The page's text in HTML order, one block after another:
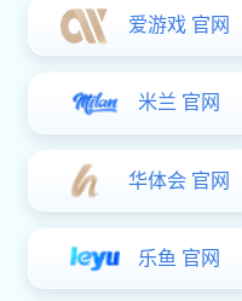
2022-05-27
发布者：狗子28浏览：5896次